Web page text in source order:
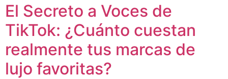
El Secreto a Voces de
TikTok: ¿Cuánto cuestan
realmente tus marcas de
lujo favoritas?